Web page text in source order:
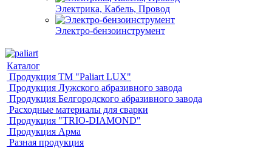
Электрика, Кабель, Провод
Электро-бензоинструмент
Каталог
Продукция ТМ "Paliart LUX"
Продукция Лужского абразивного завода
Продукция Белгородского абразивного завода
Расходные материалы для сварки
Продукция "TRIO-DIAMOND"
Продукция Арма
Разная продукция